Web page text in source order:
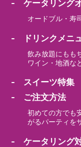
- ケータリング
オードブル・寿
- ドリンクメニ
飲み放題にもも
ワイン・地酒な
- スイーツ特集
- ご注文方法
初めての方でも
がるパーティを
- ケータリング